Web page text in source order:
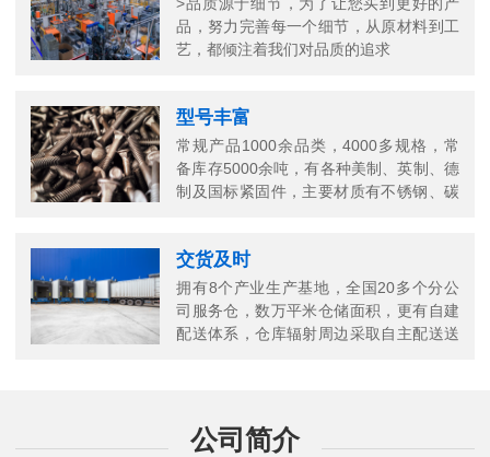
品，努力完善每一个细节，从原材料到工
艺，都倾注着我们对品质的追求
型号丰富
常规产品1000余品类，4000多规格，常
备库存5000余吨，有各种美制、英制、德
制及国标紧固件，主要材质有不锈钢、碳
交货及时
拥有8个产业生产基地，全国20多个分公
司服务仓，数万平米仓储面积，更有自建
配送体系，仓库辐射周边采取自主配送送
公司简介